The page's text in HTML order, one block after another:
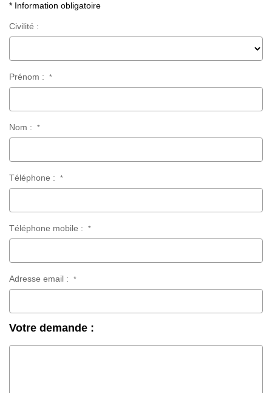
* Information obligatoire
Civilité :
Prénom : *
Nom : *
Téléphone : *
Téléphone mobile : *
Adresse email : *
Votre demande :